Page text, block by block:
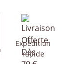
Expédition
rapide